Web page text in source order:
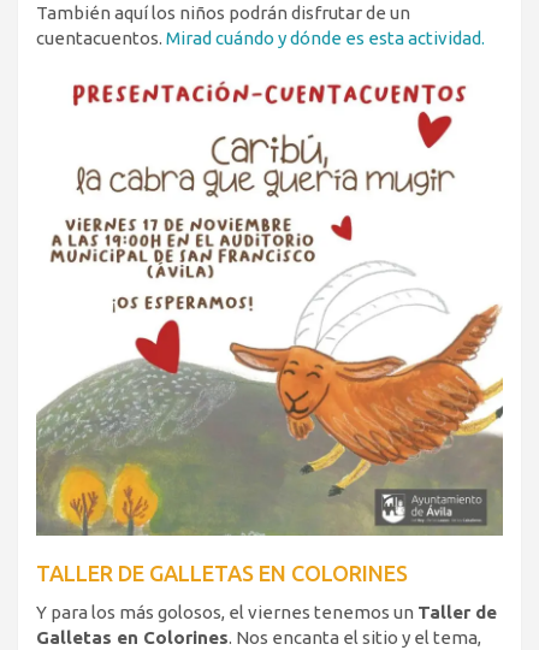
También aquí los niños podrán disfrutar de un
cuentacuentos. Mirad cuándo y dónde es esta actividad.
TALLER DE GALLETAS EN COLORINES
Y para los más golosos, el viernes tenemos un Taller de
Galletas en Colorines. Nos encanta el sitio y el tema,